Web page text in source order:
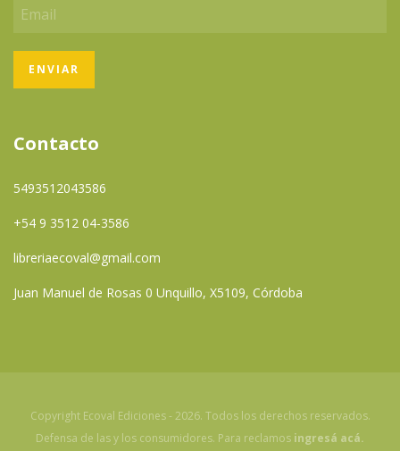
Contacto
5493512043586
+54 9 3512 04-3586
libreriaecoval@gmail.com
Juan Manuel de Rosas 0 Unquillo, X5109, Córdoba
Copyright Ecoval Ediciones - 2026. Todos los derechos reservados.
Defensa de las y los consumidores. Para reclamos ingresá acá.